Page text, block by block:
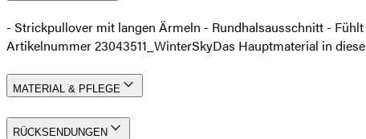
- Strickpullover mit langen Ärmeln - Rundhalsausschnitt -
Artikelnummer 23043511_WinterSkyDas Hauptmaterial in
MATERIAL & PFLEGE
RÜCKSENDUNGEN